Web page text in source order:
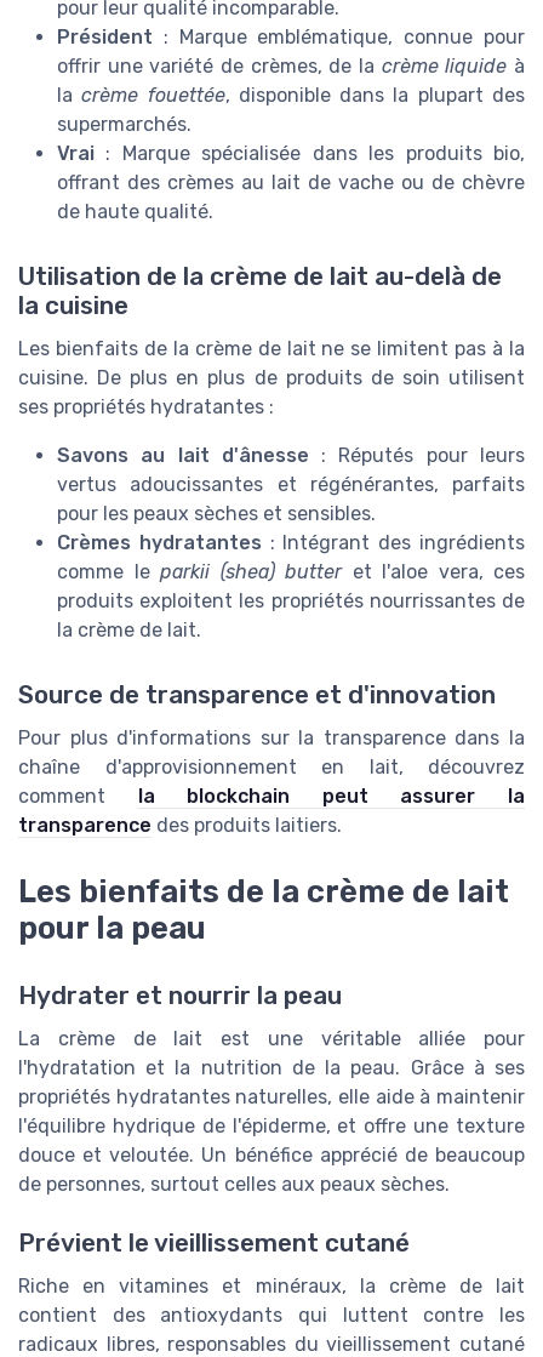
pour leur qualité incomparable.
Président : Marque emblématique, connue pour
offrir une variété de crèmes, de la crème liquide à
lacrème fouettée, disponible dans la plupart des
supermarchés.
Vrai : Marque spécialisée dans les produits bio,
offrant des crèmes au lait de vache ou de chèvre
de haute qualité.
Utilisation de la crème de lait au-delà de
la cuisine
Les bienfaits de la crème de lait ne se limitent pas à la
cuisine. De plus en plus de produits de soin utilisent
ses propriétés hydratantes :
Savons au lait d'ânesse : Réputés pour leurs
vertus adoucissantes et régénérantes, parfaits
pour les peaux sèches et sensibles.
Crèmes hydratantes : Intégrant des ingrédients
comme le parkii (shea) butteret l'aloe vera, ces
produits exploitent les propriétés nourrissantes de
la crème de lait.
Source de transparence et d'innovation
Pour plus d'informations sur la transparence dans la
chaîne d'approvisionnement en lait, découvrez
comment
la blockchain peut assurer la
transparence des produits laitiers.
Les bienfaits de la crème de lait
pour la peau
Hydrater et nourrir la peau
La crème de lait est une véritable alliée pour
l'hydratation et la nutrition de la peau. Grâce à ses
propriétés hydratantes naturelles, elle aide à maintenir
l'équilibre hydrique de l'épiderme, et offre une texture
douce et veloutée. Un bénéfice apprécié de beaucoup
de personnes, surtout celles aux peaux sèches.
Prévient le vieillissement cutané
Riche en vitamines et minéraux, la crème de lait
contient des antioxydants qui luttent contre les
radicaux libres, responsables du vieillissement cutané